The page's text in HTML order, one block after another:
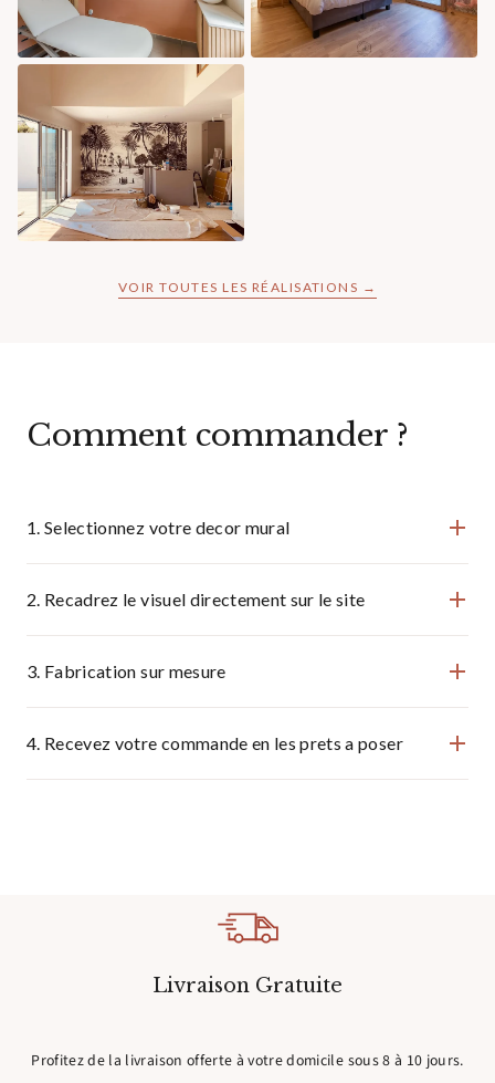
VOIR TOUTES LES RÉALISATIONS →
Comment commander ?
1. Selectionnez votre decor mural
2. Recadrez le visuel directement sur le site
3. Fabrication sur mesure
4. Recevez votre commande en les prets a poser
Livraison Gratuite
Profitez de la livraison offerte à votre domicile sous 8 à 10 jours.